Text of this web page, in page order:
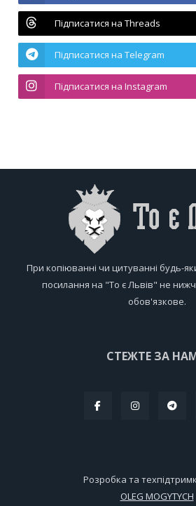
Підписатися на Threads
Підписатися на Telegram
Підписатися на Instagram
При копіюванні чи цитуванні будь-
посилання на "То є Львів" не
обов'язкове.
СТЕЖТЕ ЗА
Розробка та
OLEG MOGYTYCH